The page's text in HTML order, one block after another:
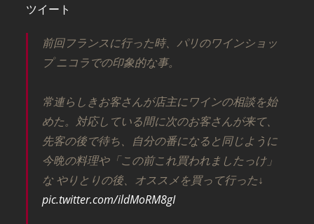
ツイート
前回フランスに行った時、パリのワインショッ
プ ニコラでの印象的な事。
常連らしきお客さんが店主にワインの相談を始
めた。対応している間に次のお客さんが来て、
先客の後で待ち、自分の番になると同じように
今晩の料理や「この前これ買われましたっけ」
な やりとりの後、オススメを買って行った↓
pic.twitter.com/ildMoRM8gI